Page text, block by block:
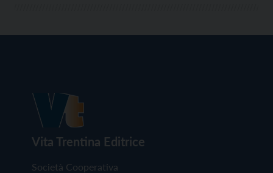
Vita Trentina Editrice
Società Cooperativa